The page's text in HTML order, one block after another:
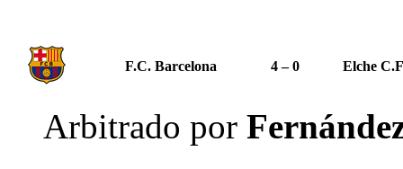
F.C. Barcelona 4 – 0 Elche
Arbitrado por